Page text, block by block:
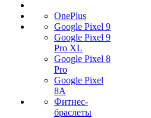
OnePlus
Google Pixel 9
Google Pixel 9
Pro XL
Google Pixel 8
Pro
Google Pixel
8A
Фитнес-
браслеты